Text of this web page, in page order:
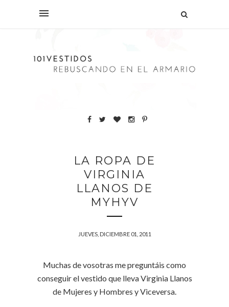
LA ROPA DE
VIRGINIA
LLANOS DE
MYHYV
JUEVES, DICIEMBRE 01, 2011
Muchas de vosotras me preguntáis como
conseguir el vestido que lleva Virginia Llanos
de Mujeres y Hombres y Viceversa.